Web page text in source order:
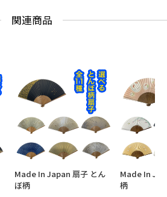
関連商品
Made In Japan 扇子 とん
ぼ柄
Made In
柄